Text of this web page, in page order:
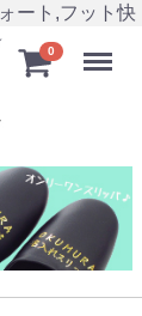
ート,フット快
0 Menu